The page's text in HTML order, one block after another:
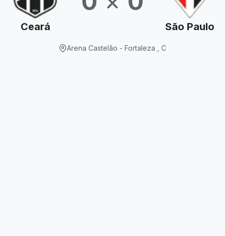
Ceará São Paulo
Arena Castelão - Fortaleza , C